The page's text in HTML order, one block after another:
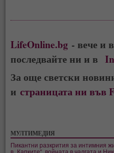
LifeOnline.bg - вече и
последвайте ни и в
За още светски
истраницата ни във
МУЛТИМЕДИЯ
Пикантни разкрития за интимния
в „Капките“, войната в чалгата и